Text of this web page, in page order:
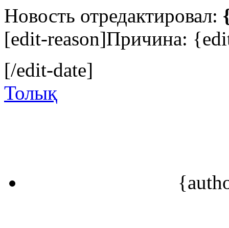
Новость отредактировал:
[edit-reason]Причина:
[/edit-date]
Толық